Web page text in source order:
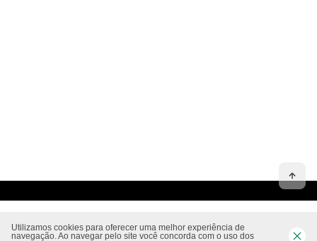
Utilizamos cookies para oferecer uma melhor experiência de
navegação. Ao navegar pelo site você concorda com o uso dos